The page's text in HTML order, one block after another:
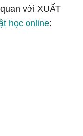
với XUẤT
học online: